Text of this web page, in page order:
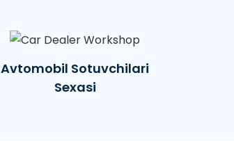
Avtomobil Sotuvchilari
Sexasi